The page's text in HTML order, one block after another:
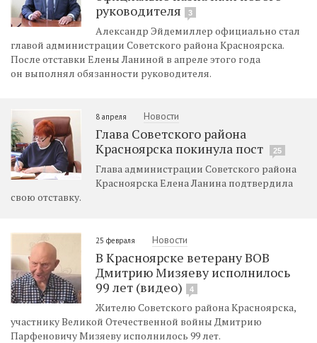
руководителя
3
Александр Эйдемиллер официально стал
главой администрации Советского района Красноярска.
После отставки Елены Ланиной в апреле этого года
он выполнял обязанности руководителя.
8 апреля Новости
Глава Советского района
Красноярска покинула пост
25
Глава администрации Советского района
Красноярска Елена Ланина подтвердила
свою отставку.
25 февраля Новости
В Красноярске ветерану ВОВ
Дмитрию Мизяеву исполнилось
99 лет (видео)
4
Жителю Советского района Красноярска,
участнику Великой Отечественной войны Дмитрию
Парфеновичу Мизяеву исполнилось 99 лет.